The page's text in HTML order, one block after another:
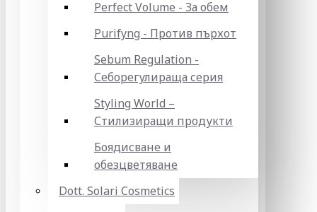
Perfect Volume - За обем
Purifyng - Против пърхот
Sebum Regulation -
Себорегулираща серия
Styling World –
Стилизиращи продукти
Боядисване и
обезцветяване
Dott. Solari Cosmetics